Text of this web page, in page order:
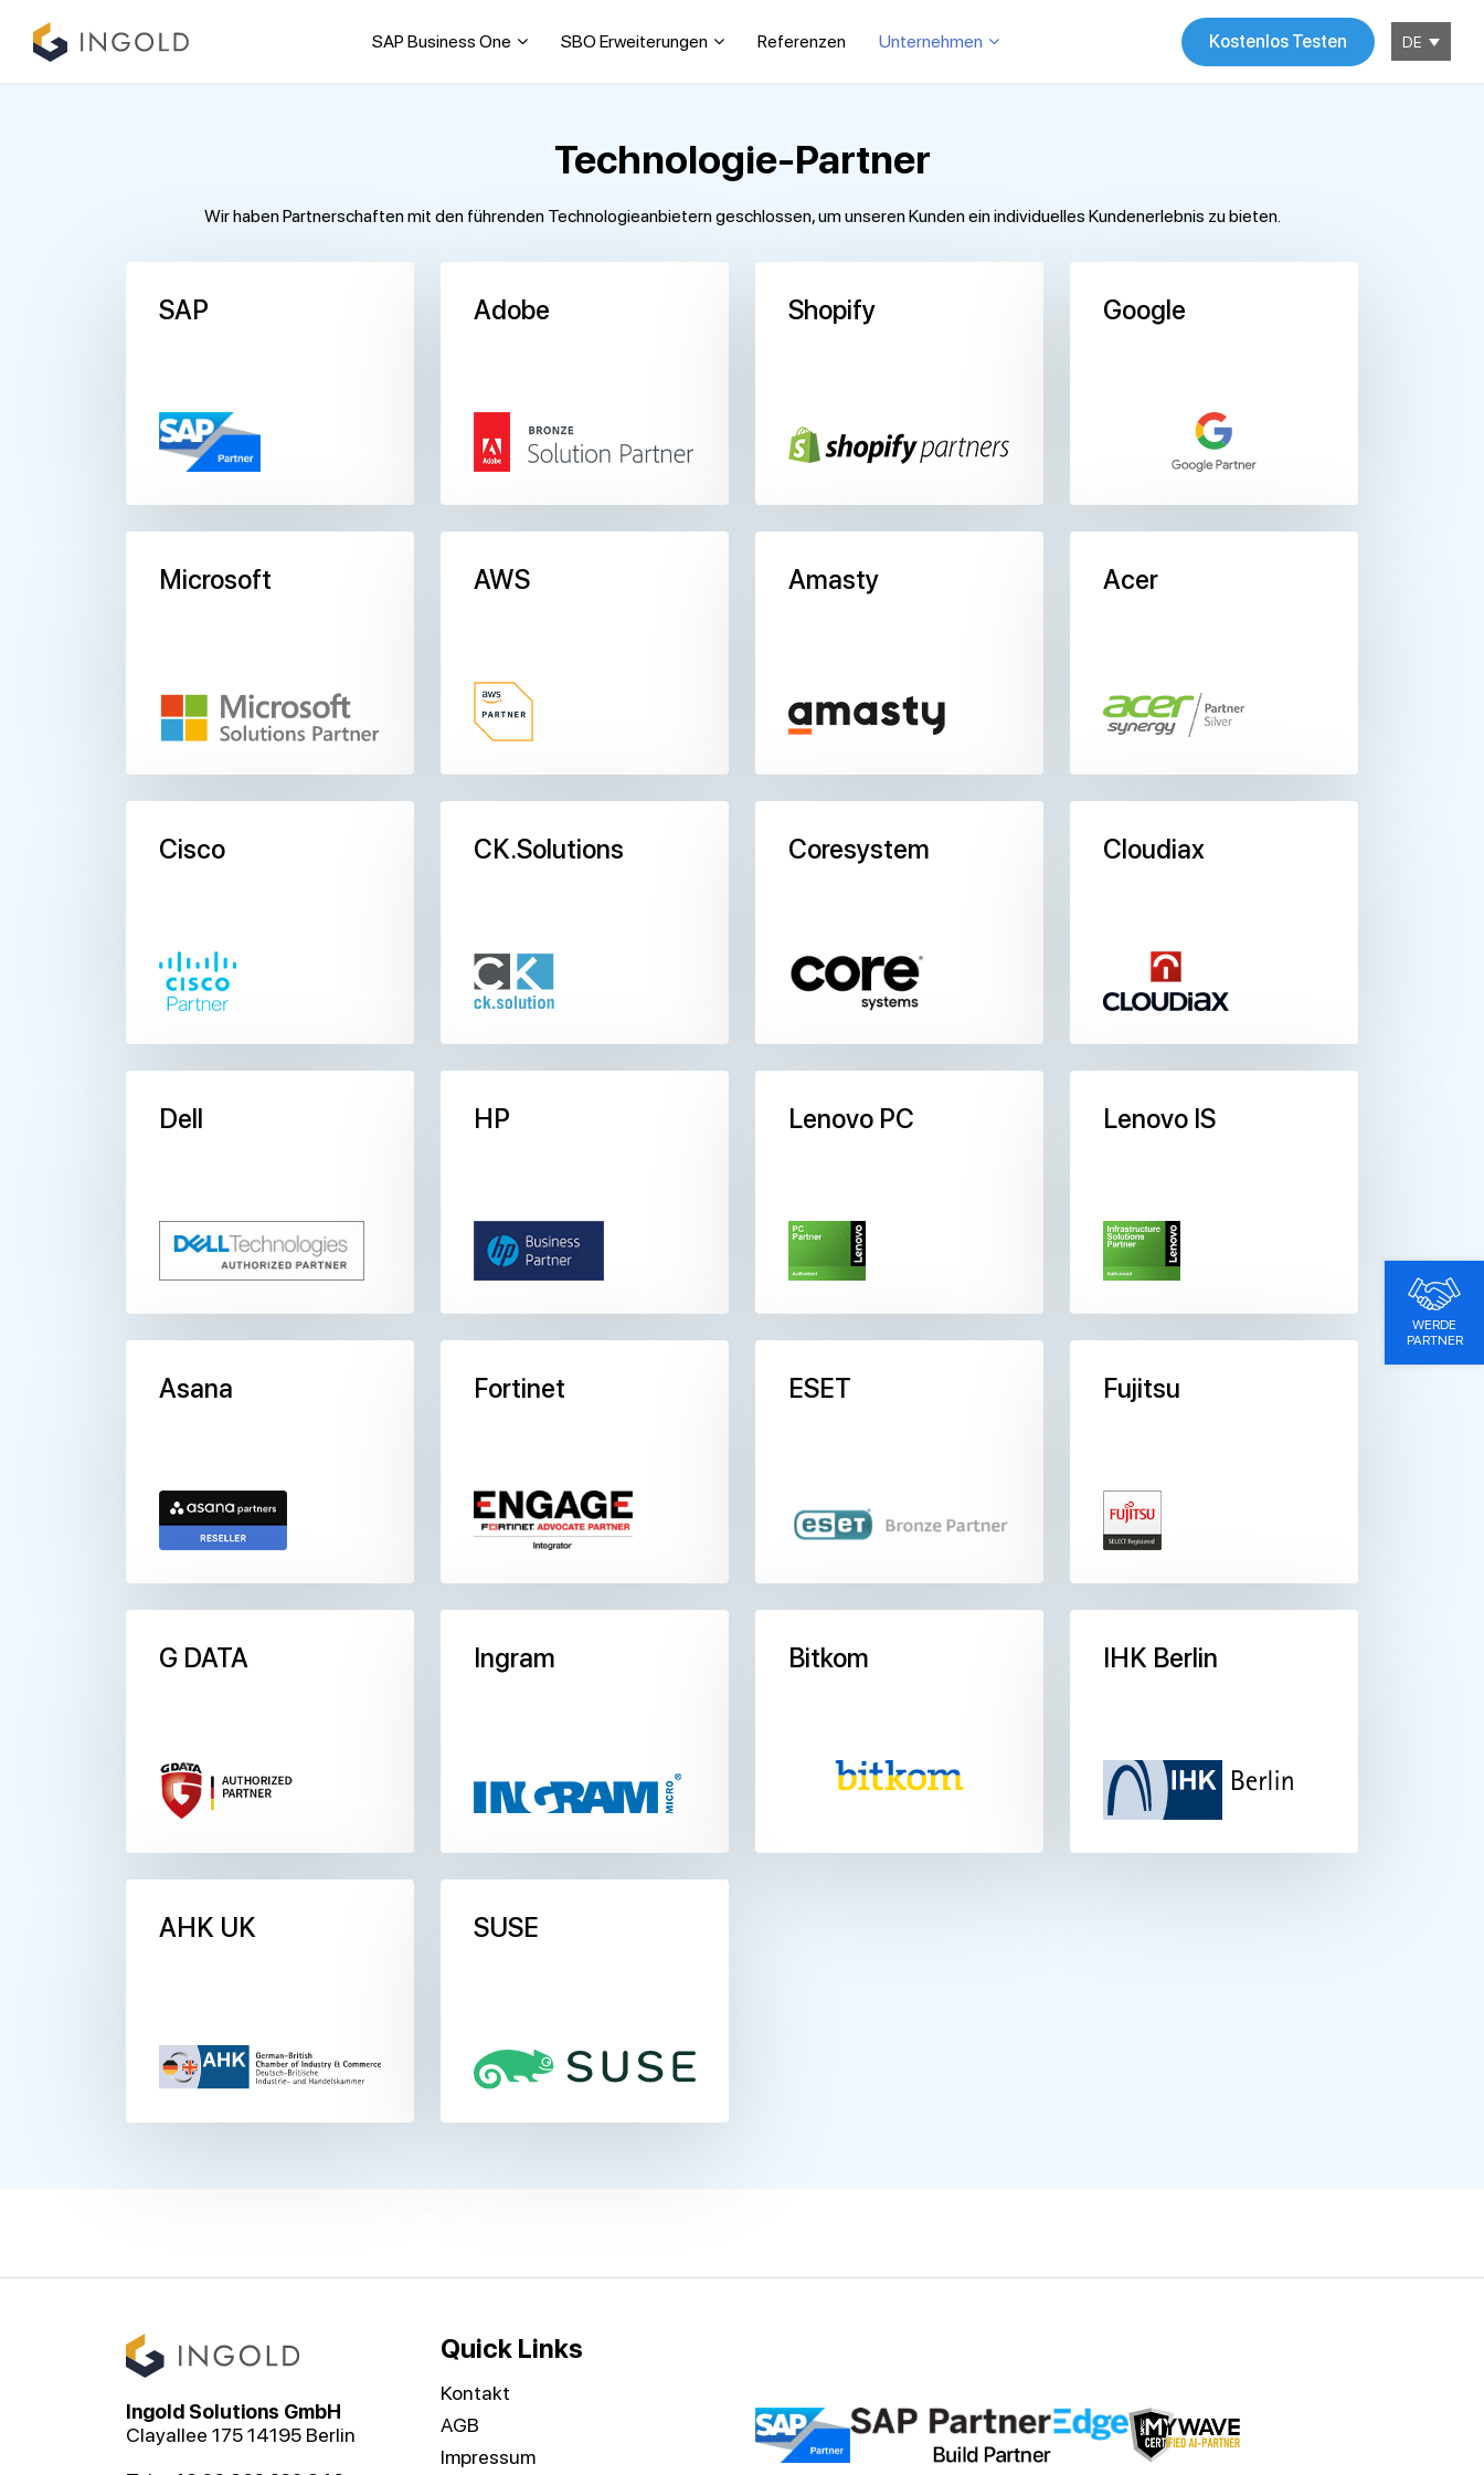
SAP Business One SBO Erweiterungen Referenzen Unternehmen DE
Kostenlos Testen
Technologie-Partner
Wir haben Partnerschaften mit den führenden Technologieanbietern geschlossen, um unseren Kunden ein individuelles Kundenerlebnis zu bieten.
SAP Adobe Shopify Google
Microsoft AWS Amasty Acer
Cisco CK.Solutions Coresystem Cloudiax
Dell HP Lenovo PC Lenovo IS
Asana Fortinet ESET Fujitsu
G DATA Ingram Bitkom IHK Berlin
AHK UK SUSE
Ingold Solutions GmbH
Clayallee 175 14195 Berlin
Quick Links
Kontakt
AGB
Impressum
WERDE
PARTNER